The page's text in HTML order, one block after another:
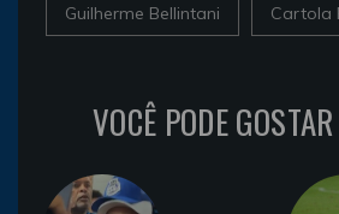
Guilherme Bellintani Cartola
VOCÊ PODE